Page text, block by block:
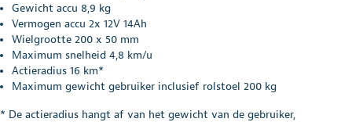
Gewicht accu 8,9 kg
Vermogen accu 2x 12V 14Ah
Wielgrootte 200 x 50 mm
Maximum snelheid 4,8 km/u
Actieradius 16 km*
Maximum gewicht gebruiker inclusief rolstoel 200 kg
* De actieradius hangt af van het gewicht van de gebruiker,